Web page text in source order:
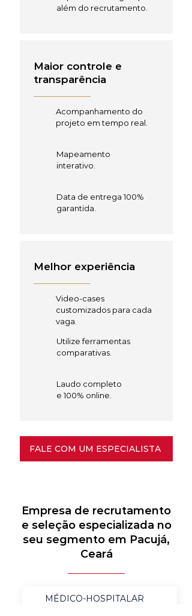
além do recrutamento.
Maior controle e
transparência
Acompanhamento do
projeto em tempo real.
Mapeamento
interativo.
Data de entrega 100%
garantida.
Melhor experiência
Video-cases
customizados para cada
vaga.
Utilize ferramentas
comparativas.
Laudo completo
e 100% online.
FALE COM UM ESPECIALISTA
Empresa de recrutamento
e seleção especializada no
seu segmento em Pacujá,
Ceará
MÉDICO-HOSPITALAR